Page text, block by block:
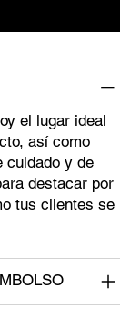
el lugar ideal
así como
cuidado y de
destacar por
tus clientes se